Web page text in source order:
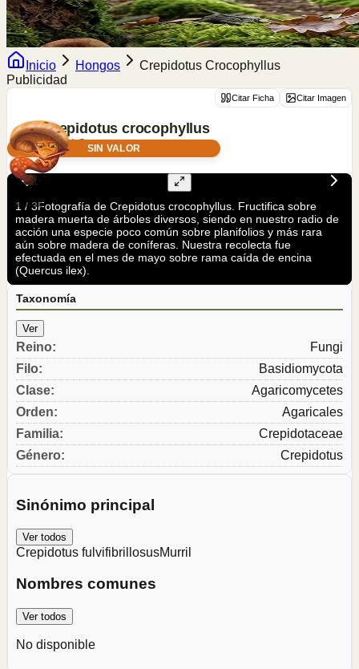
Inicio Hongos
Crepidotus Crocophyllus
Publicidad
Citar Ficha Citar Imagen
Crepidotus crocophyllus
(Berk.) Sacc.SIN VALOR
1 / 3Fotografía de Crepidotus crocophyllus. Fructifica sobre
madera muerta de árboles diversos, siendo en nuestro radio de
acción una especie poco común sobre planifolios y más rara
aún sobre madera de coníferas. Nuestra recolecta fue
efectuada en el mes de mayo sobre rama caída de encina
(Quercus ilex).
Taxonomía
Ver
Reino:
Fungi
Filo:
Basidiomycota
Clase:
Agaricomycetes
Orden:
Agaricales
Familia:
Crepidotaceae
Género: Crepidotus
Sinónimo principal
Ver todos
Crepidotus fulvifibrillosusMurril
Nombres comunes
Ver todos
No disponible